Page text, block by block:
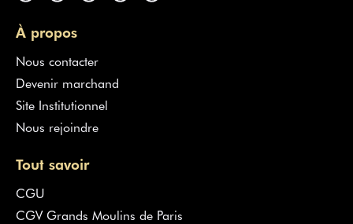
À propos
Nous contacter
Devenir marchand
Site Institutionnel
Nous rejoindre
Tout savoir
CGU
CGV Grands Moulins de Paris